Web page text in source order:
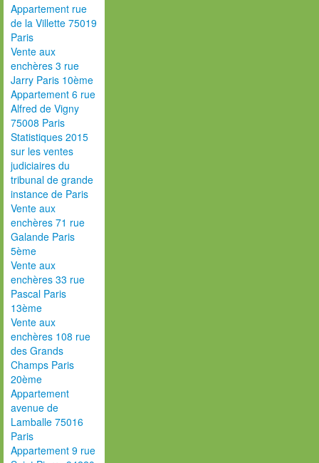
Appartement rue
de la Villette 75019
Paris
Vente aux
enchères 3 rue
Jarry Paris 10ème
Appartement 6 rue
Alfred de Vigny
75008 Paris
Statistiques 2015
sur les ventes
judiciaires du
tribunal de grande
instance de Paris
Vente aux
enchères 71 rue
Galande Paris
5ème
Vente aux
enchères 33 rue
Pascal Paris
13ème
Vente aux
enchères 108 rue
des Grands
Champs Paris
20ème
Appartement
avenue de
Lamballe 75016
Paris
Appartement 9 rue